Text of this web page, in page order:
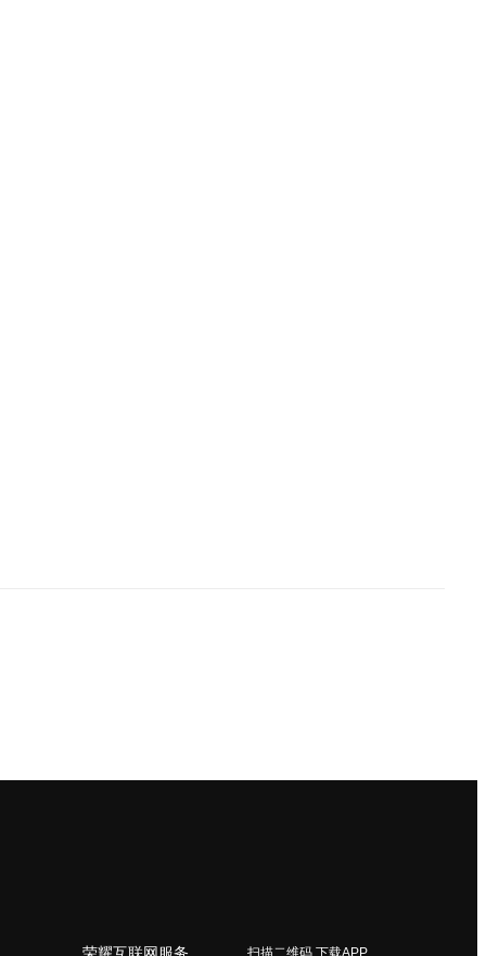
荣耀互联网服务 扫描二维码 下载APP